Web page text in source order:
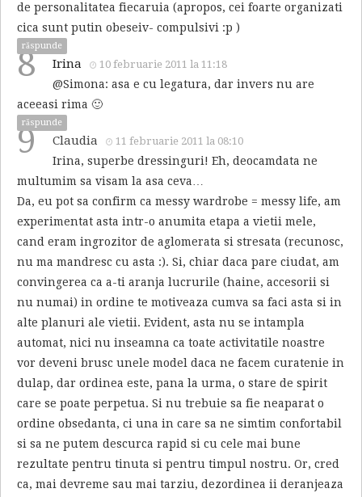
de personalitatea fiecaruia (apropos, cei foarte organizati
cica sunt putin obeseiv- compulsivi :p )
răspunde
8 Irina 10 februarie 2011 la 11:18
@Simona: asa e cu legatura, dar invers nu are
aceeasi rima 🙂
răspunde
9 Claudia 11 februarie 2011 la 08:10
Irina, superbe dressinguri! Eh, deocamdata ne
multumim sa visam la asa ceva…
Da, eu pot sa confirm ca messy wardrobe = messy life, am
experimentat asta intr-o anumita etapa a vietii mele,
cand eram ingrozitor de aglomerata si stresata (recunosc,
nu ma mandresc cu asta :). Si, chiar daca pare ciudat, am
convingerea ca a-ti aranja lucrurile (haine, accesorii si
nu numai) in ordine te motiveaza cumva sa faci asta si in
alte planuri ale vietii. Evident, asta nu se intampla
automat, nici nu inseamna ca toate activitatile noastre
vor deveni brusc unele model daca ne facem curatenie in
dulap, dar ordinea este, pana la urma, o stare de spirit
care se poate perpetua. Si nu trebuie sa fie neaparat o
ordine obsedanta, ci una in care sa ne simtim confortabil
si sa ne putem descurca rapid si cu cele mai bune
rezultate pentru tinuta si pentru timpul nostru. Or, cred
ca, mai devreme sau mai tarziu, dezordinea ii deranjeaza